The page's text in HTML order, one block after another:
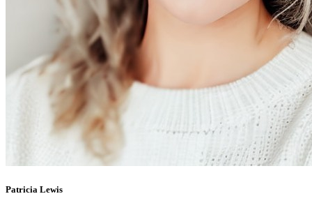
Patricia Lewis